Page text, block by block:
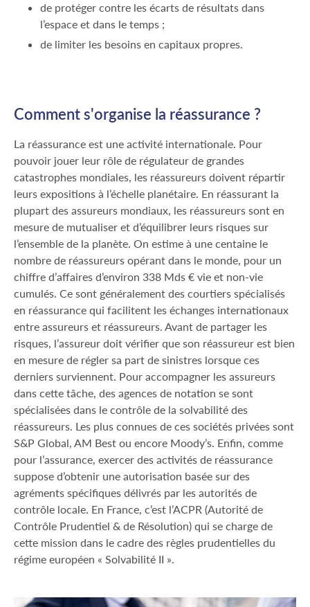
de protéger contre les écarts de résultats dans
l’espace et dans le temps ;
de limiter les besoins en capitaux propres.
Comment s'organise la réassurance ?
La réassurance est une activité internationale. Pour
pouvoir jouer leur rôle de régulateur de grandes
catastrophes mondiales, les réassureurs doivent répartir
leurs expositions à l’échelle planétaire. En réassurant la
plupart des assureurs mondiaux, les réassureurs sont en
mesure de mutualiser et d’équilibrer leurs risques sur
l’ensemble de la planète. On estime à une centaine le
nombre de réassureurs opérant dans le monde, pour un
chiffre d’affaires d’environ 338 Mds € vie et non-vie
cumulés. Ce sont généralement des courtiers spécialisés
en réassurance qui facilitent les échanges internationaux
entre assureurs et réassureurs. Avant de partager les
risques, l’assureur doit vérifier que son réassureur est bien
en mesure de régler sa part de sinistres lorsque ces
derniers surviennent. Pour accompagner les assureurs
dans cette tâche, des agences de notation se sont
spécialisées dans le contrôle de la solvabilité des
réassureurs. Les plus connues de ces sociétés privées sont
S&P Global, AM Best ou encore Moody’s. Enfin, comme
pour l’assurance, exercer des activités de réassurance
suppose d’obtenir une autorisation basée sur des
agréments spécifiques délivrés par les autorités de
contrôle locale. En France, c’est l’ACPR (Autorité de
Contrôle Prudentiel & de Résolution) qui se charge de
cette mission dans le cadre des règles prudentielles du
régime européen « Solvabilité II ».